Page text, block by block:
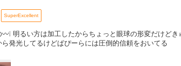
SuperExcellent
️❕ 明るい方は加工したからちょっと眼球の形変だけどきゅ
ら発光してるけどぱぴーらには圧倒的信頼をおいてる